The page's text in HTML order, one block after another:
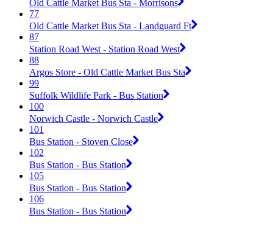
Old Cattle Market Bus Sta - Morrisons
77
Old Cattle Market Bus Sta - Landguard Ft
87
Station Road West - Station Road West
88
Argos Store - Old Cattle Market Bus Sta
99
Suffolk Wildlife Park - Bus Station
100
Norwich Castle - Norwich Castle
101
Bus Station - Stoven Close
102
Bus Station - Bus Station
105
Bus Station - Bus Station
106
Bus Station - Bus Station